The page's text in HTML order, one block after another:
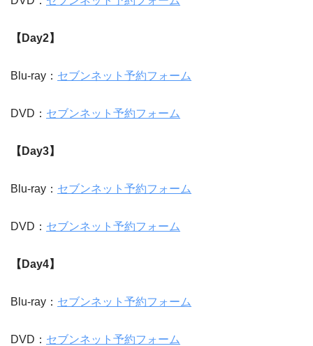
【Day2】
Blu-ray： セブンネット予約フォーム
DVD： セブンネット予約フォーム
【Day3】
Blu-ray： セブンネット予約フォーム
DVD： セブンネット予約フォーム
【Day4】
Blu-ray： セブンネット予約フォーム
DVD： セブンネット予約フォーム